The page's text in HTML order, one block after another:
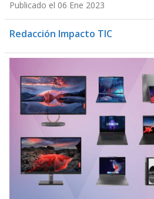
Publicado el 06 Ene 2023
Redacción Impacto TIC